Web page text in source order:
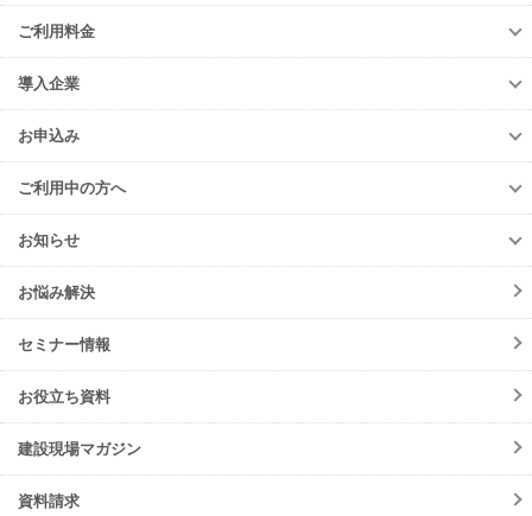
機能紹介
調整会議
労務安全
入退場管理
進捗・歩掛
Buildee電子KY
ご利用料金
ご利用料金
調整会議
労務安全
入退場管理
進捗・歩掛
導入企業
導入企業
導入企業一覧
導入事例
お申込み
お申込み
元請会社・サブJV
協力会社
ご利用中の方へ
ご利用中の方へ
各種お手続き
初期設定方法
動作環境
会員規約
よくあるご質問
ご請求について
サポート・お問合せ
お知らせ
お知らせ一覧
ニュースリリース
サービス
メンテナンス
障害情報
機能リリース
イベント
調整会議
お悩み解決
セミナー情報
お役立ち資料
建設現場マガジン
資料請求